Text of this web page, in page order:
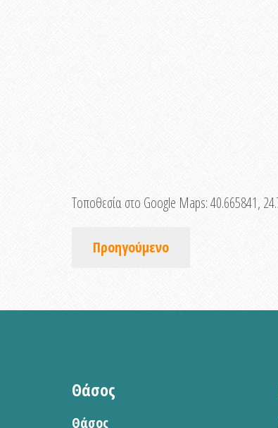
Τοποθεσία στο Google Maps:40.665841,
Προηγούμενο
Θάσος
Θάσος